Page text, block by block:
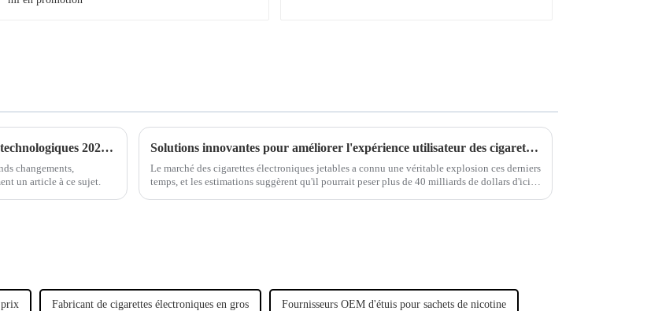
L'avenir des capsules jetables de pointe : tendances technologiques 2025 et liste de contrôle essentielle pour l'approvisionnement
changements,
un article à ce sujet.
Solutions innovantes pour améliorer l'expérience utilisateur des cigarettes électroniques jetables
Le marché des cigarettes électroniques jetables a connu une véritable explosion ces derniers
temps, et les estimations suggèrent qu'il pourrait peser plus de 40 milliards de dollars d'ici
prix Fabricant de cigarettes électroniques en gros Fournisseurs OEM d'étuis pour sachets de nicotine